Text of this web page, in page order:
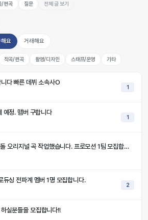
/편곡 질문 전체 글 보기
요 거래해요
작곡/편곡 촬영/디자인 스태프/운영 기타
다 빠른 데뷔 소속사O
1
예정. 맴버 구합니다
1
최근 라이브아이돌 오리지널 곡 작업했습니다. 프로모션 1팀 모집합니다.
듀싱 전파계 멤버 1명 모집합니다.
2
실분들을 모집합니다!!